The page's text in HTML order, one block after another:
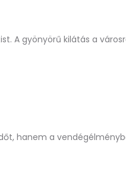
A gyönyörű kilátás a
hanem a